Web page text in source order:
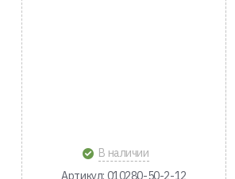
В наличии
Артикул: 010280-50-2-12